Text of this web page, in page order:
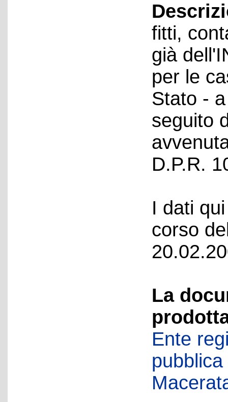
fitti,
già
per le
Stato -
seguito
D.P.R.
I dati
corso
La
Ente